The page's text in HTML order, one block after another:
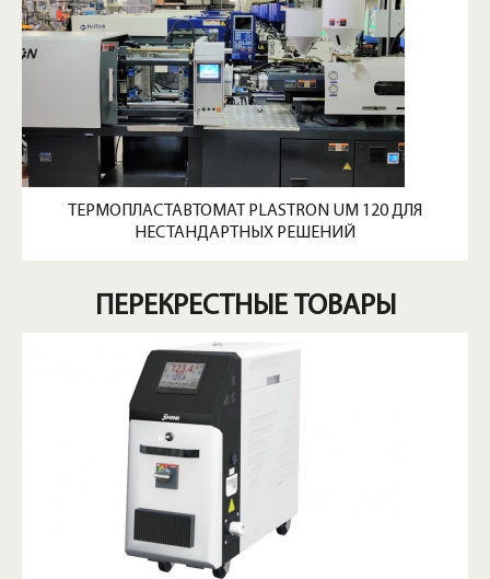
ТЕРМОПЛАСТАВТОМАТ PLASTRON UM 120 ДЛЯ
НЕСТАНДАРТНЫХ РЕШЕНИЙ
ПЕРЕКРЕСТНЫЕ ТОВАРЫ